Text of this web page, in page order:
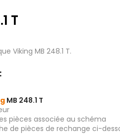
T
Viking MB 248.1 T.
MB 248.1 T
pièces associée au schéma
de pièces de rechange ci-